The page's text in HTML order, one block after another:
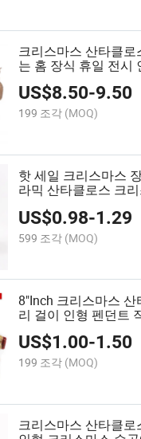
크리스마스 산타클로
는 홈 장식 휴일 전시
US$8.50-9.50
199 조각 (MOQ)
핫 세일 크리스마스
라믹 산타클로스 크
US$0.98-1.29
599 조각 (MOQ)
8"Inch 크리스마스
리 걸이 인형 펜던트
US$1.00-1.50
199 조각 (MOQ)
크리스마스 산타클로